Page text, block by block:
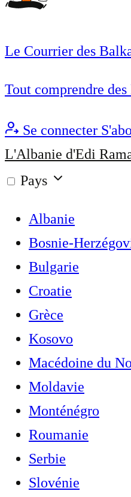
Le Courrier des
Tout comprendre
Se connecter
L'Albanie d'Edi
Pays
Albanie
Bosnie-
Bulgarie
Croatie
Grèce
Kosovo
Macédoine du
Moldavie
Monténégro
Roumanie
Serbie
Slovénie